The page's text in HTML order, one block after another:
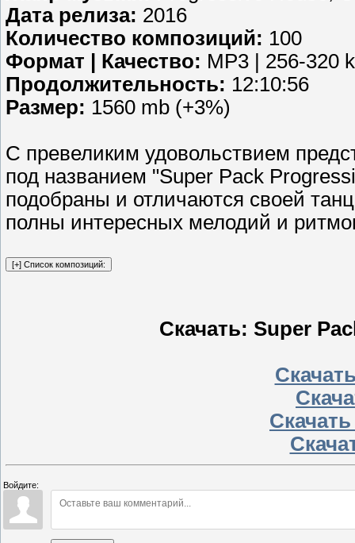
Дата релиза: 2016
Количество композиций: 100
Формат | Качество: MP3 | 256-320
Продолжительность: 12:10:56
Размер: 1560 mb (+3%)
С превеликим удовольствием
под названием "Super Pack
подобраны и отличаются своей
полны интересных мелодий и
Скачать: Super
Войдите: